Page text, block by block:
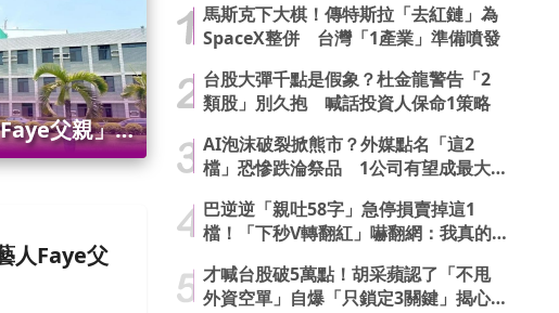
父親」等
、劉偉龍50
人Faye父
馬斯克下大棋！傳特斯拉「去紅鏈」為
SpaceX整併 台灣「1產業」準備噴發
台股大彈千點是假象？杜金龍警告「2
類股」別久抱 喊話投資人保命1策略
AI泡沫破裂掀熊市？外媒點名「這2
檔」恐慘跌淪祭品 1公司有望成最大
巴逆逆「親吐58字」急停損賣掉這1
檔！「下秒V轉翻紅」嚇翻網：我真的
才喊台股破5萬點！胡采蘋認了「不甩
外資空單」自爆「只鎖定3關鍵」揭心